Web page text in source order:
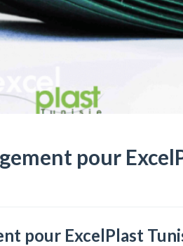
pour
pour ExcelPlast